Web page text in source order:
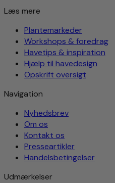
Læs mere
Plantemarkeder
Workshops & foredrag
Havetips & inspiration
Hjælp til havedesign
Opskrift oversigt
Navigation
Nyhedsbrev
Om os
Kontakt os
Presseartikler
Handelsbetingelser
Udmærkelser